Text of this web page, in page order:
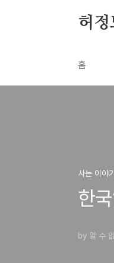
허정
홈
사는 이야기
한
by 알 수